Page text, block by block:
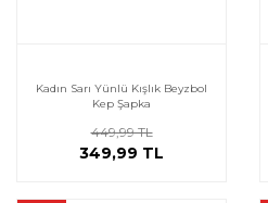
Kadın Sarı Yünlü Kışlık Beyzbol
Kep Şapka
449,99 TL
349,99 TL